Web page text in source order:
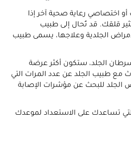
اختصاصي رعاية صحية آخر إذا
قلقك. قد تُحال إلى طبيب
الجلدية وعلاجها، يسمى طبيب
الجلد، ستكون أكثر عرضة
مع طبيب الجلد عن عدد المرات التي
للبحث عن مؤشرات الإصابة
تساعدك على الاستعداد لموعدك